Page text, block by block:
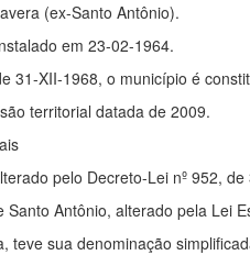
(ex-Santo Antônio).
em 23-02-1964.
31-XII-1968, o município é
territorial datada de 2009.
pelo Decreto-Lei nº 952,
Antônio, alterado pela Lei
teve sua denominação